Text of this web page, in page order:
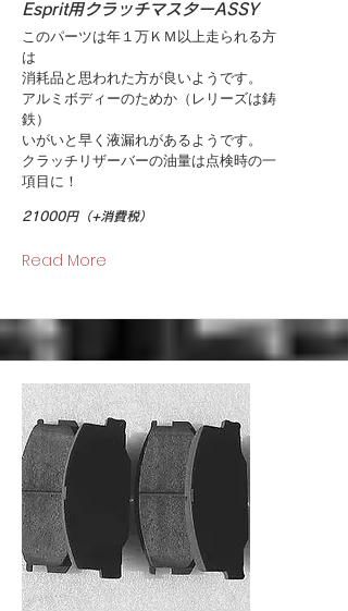
Esprit用クラッチマスターASSY
このパーツは年１万ＫＭ以上走られる方
は
消耗品と思われた方が良いようです。
アルミボディーのためか（レリーズは鋳
鉄）
いがいと早く液漏れがあるようです。
クラッチリザーバーの油量は点検時の一
項目に！
21000円（+消費税）
Read More